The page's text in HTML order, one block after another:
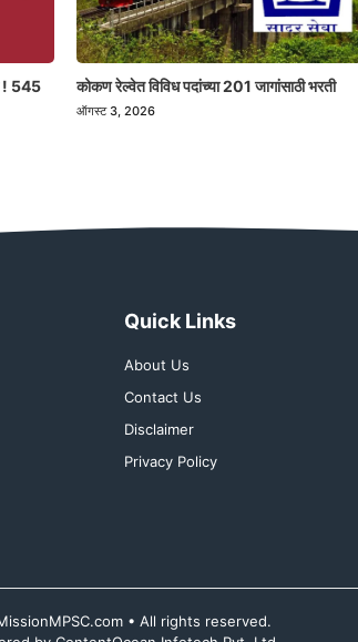
! 545
कोकण रेल्वेत विविध पदांच्या 201 जागांसाठी भरती
ऑगस्ट 3, 2026
Quick Links
About Us
Contact Us
Disclaimer
Privacy Policy
• All rights reserved.